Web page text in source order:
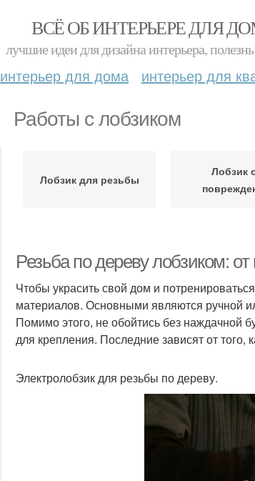
ВСЁ ОБ ИНТЕРЬЕРЕ ДЛЯ
лучшие идеи для дизайна интерьера,
интерьер для дома интерьер для
Работы с лобзиком
Лобзик для резьбы
Лобзик
Резьба по дереву лобзиком:
Чтобы украсить свой дом и
материалов. Основными являются ручной
Помимо этого, не обойтись без наждачной
для крепления. Последние зависят от того,
Электролобзик для резьбы по дереву.